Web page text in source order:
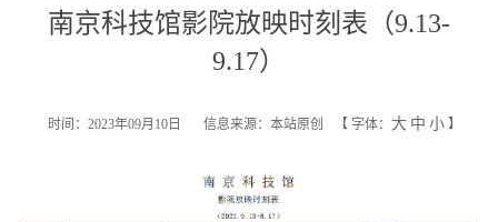
南京科技馆影院放映时刻表（9.13-
9.17）
时间：2023年09月10日 信息来源：本站原创 【 字体： 大 中 小 】